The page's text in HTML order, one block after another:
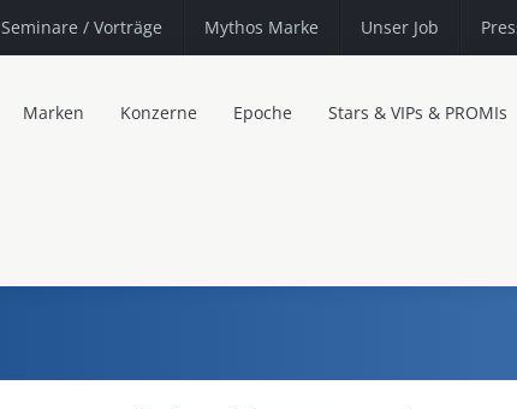
Seminare / Vorträge Mythos Marke Unser Job
Marken Konzerne Epoche Stars & VIPs & PROMIs